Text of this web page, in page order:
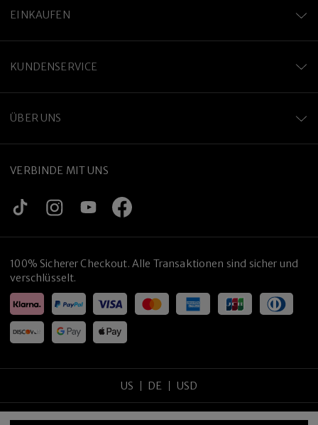
EINKAUFEN
KUNDENSERVICE
ÜBER UNS
VERBINDE MIT UNS
100% Sicherer Checkout. Alle Transaktionen sind sicher und
verschlüsselt.
US DE USD
Copyright©2026tijneyewear.Alle Rechte vorbehalten.